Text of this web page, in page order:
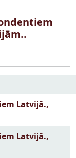
Latvijā.,
Latvijā.,